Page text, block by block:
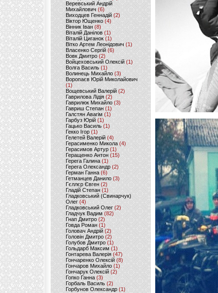
Веревський Андрій
Михайлович (6)
Виходцев Геннадій (2)
Віктор Ющенко (4)
Вінник Іван (8)
Віталій Данілов (1)
Віталій Циганок (1)
Вітко Артем Леонідович(1)
Власенко Сергій (6)
Вовк Дмитро(2)
Войцеховський Олексій(1)
Волга Василь (1)
Волинець Михайло (3)
Воропаєв Юрій Миколайович
(1)
Вощевський Валерій(2)
Гаврилова Лідія (2)
Гаврилюк Михайло (3)
Гавриш Степан (1)
Галстян Авагім (1)
Гарбуз Юрій (1)
Гацько Василь (1)
Гекко Ігор(1)
Гелетей Валерій (4)
Герасименко Микола (4)
Герасимов Артур (1)
Геращенко Антон(15)
Герега Галина (1)
Герега Олександр (2)
Герман Ганна (6)
Гетманцев Данило (3)
Гєллєр Євген (2)
Гладій Степан(1)
Гладковський (Свинарчук)
Олег (4)
Гладковський Олег (2)
Гладчук Вадим (82)
Гнап Дмитро (2)
Говда Роман(1)
Головач Андрій (2)
Головін Дмитро (2)
Голубов Дмитро (1)
Гольдарб Максим(1)
Гонтарева Валерія (47)
Гончаренко Олексій(8)
Гончаров Михайло (1)
Гончарук Олексій (2)
Гопко Ганна (3)
Горбаль Василь (2)
Горбунов Олександр (1)